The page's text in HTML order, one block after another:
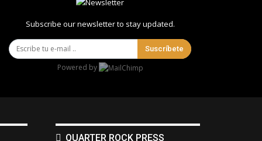
Subscribe our newsletter to stay updated.
Suscríbete
Powered by
QUARTER ROCK PRESS